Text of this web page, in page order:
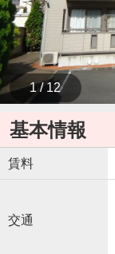
1 / 12
基本情報
賃料
交通